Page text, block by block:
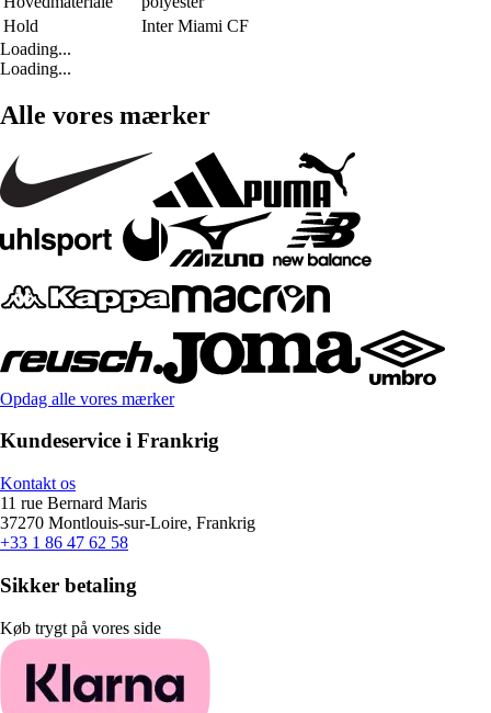
Hold
Inter Miami CF
Loading...
Loading...
Alle vores mærker
Opdag alle vores mærker
Kundeservice i Frankrig
Kontakt os
11 rue Bernard Maris
37270 Montlouis-sur-Loire, Frankrig
+33 1 86 47 62 58
Sikker betaling
Køb trygt på vores side